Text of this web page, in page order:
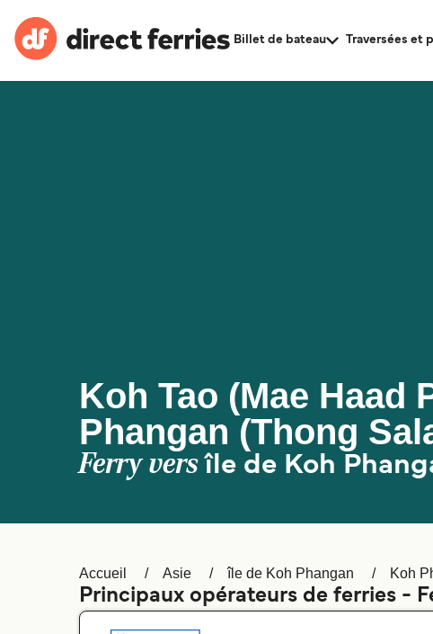
Billet de bateau Traversées et
Koh Tao (Mae Haad
Phangan (Thong
Ferry versîle de Koh
Accueil Asie île de Koh Phangan Koh
Principaux opérateurs de ferries -